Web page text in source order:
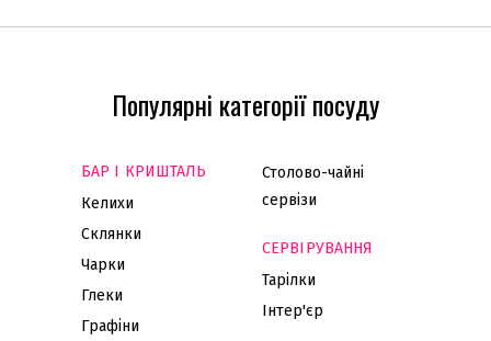
Популярні категорії посуду
БАР І КРИШТАЛЬ
Келихи
Склянки
Чарки
Глеки
Графіни
Столово-чайні
сервізи
СЕРВІРУВАННЯ
Тарілки
Інтер'єр